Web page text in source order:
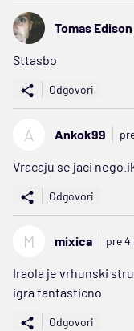
Tomas Edison
Sttasbo
Odgovori
A Ankok99
Vracaju se jaci
Odgovori
M mixica pre 4
Iraola je vrhunski
igra fantasticno
Odgovori